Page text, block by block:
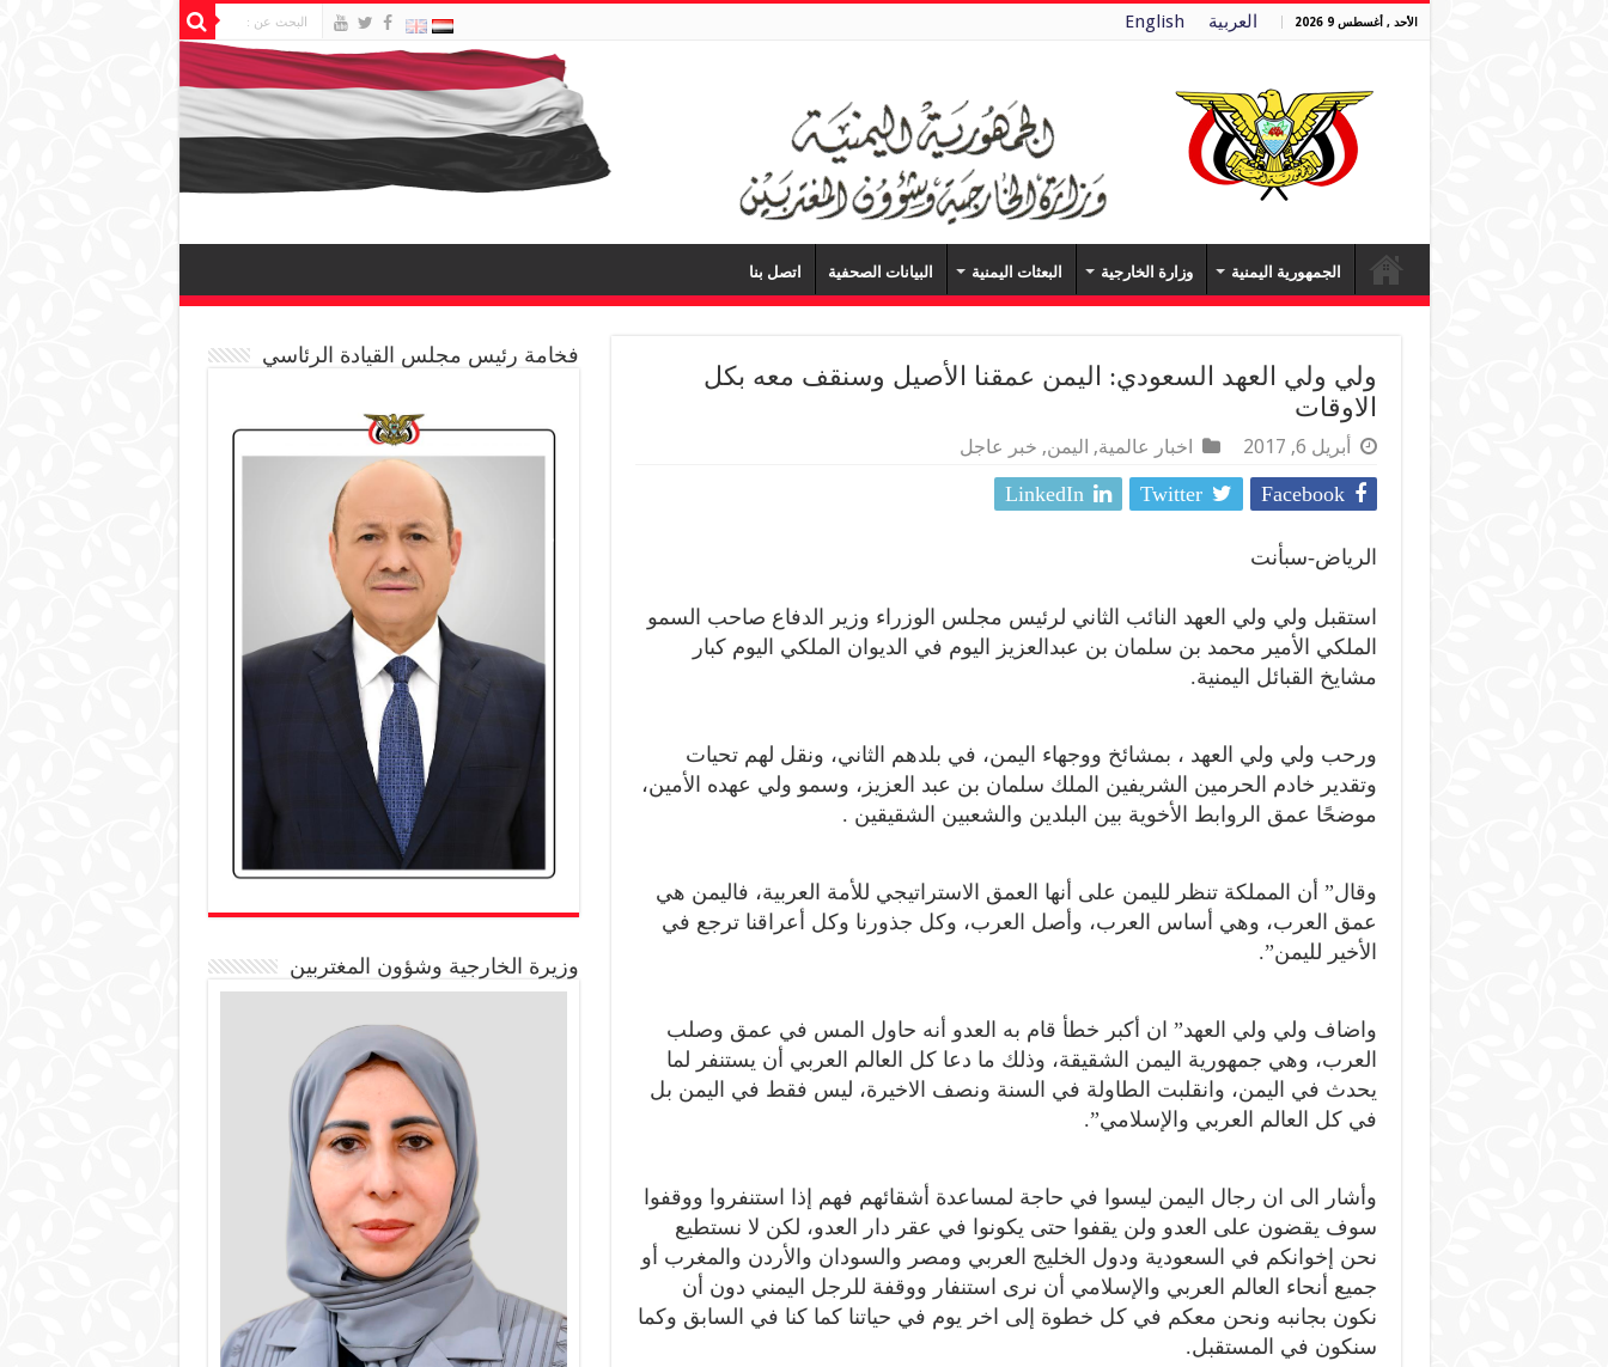
الأحد , أغسطس 9 2026 العربية English
الجمهورية اليمنية وزارة الخارجية البعثات اليمنية البيانات الصحفية اتصل بنا
ولي ولي العهد السعودي: اليمن عمقنا الأصيل وسنقف معه بكل
الاوقات
أبريل 6, 2017 اخبار عالمية, اليمن, خبر عاجل
Facebook
Twitter
LinkedIn
الرياض-سبأنت
استقبل ولي ولي العهد النائب الثاني لرئيس مجلس الوزراء وزير الدفاع صاحب السمو
الملكي الأمير محمد بن سلمان بن عبدالعزيز اليوم في الديوان الملكي اليوم كبار
مشايخ القبائل اليمنية.
ورحب ولي ولي العهد ، بمشائخ ووجهاء اليمن، في بلدهم الثاني، ونقل لهم تحيات
وتقدير خادم الحرمين الشريفين الملك سلمان بن عبد العزيز، وسمو ولي عهده الأمين،
موضحًا عمق الروابط الأخوية بين البلدين والشعبين الشقيقين .
وقال” أن المملكة تنظر لليمن على أنها العمق الاستراتيجي للأمة العربية، فاليمن هي
عمق العرب، وهي أساس العرب، وأصل العرب، وكل جذورنا وكل أعراقنا ترجع في
الأخير لليمن”.
واضاف ولي ولي العهد” ان أكبر خطأ قام به العدو أنه حاول المس في عمق وصلب
العرب، وهي جمهورية اليمن الشقيقة، وذلك ما دعا كل العالم العربي أن يستنفر لما
يحدث في اليمن، وانقلبت الطاولة في السنة ونصف الاخيرة، ليس فقط في اليمن بل
في كل العالم العربي والإسلامي”.
وأشار الى ان رجال اليمن ليسوا في حاجة لمساعدة أشقائهم فهم إذا استنفروا ووقفوا
سوف يقضون على العدو ولن يقفوا حتى يكونوا في عقر دار العدو، لكن لا نستطيع
نحن إخوانكم في السعودية ودول الخليج العربي ومصر والسودان والأردن والمغرب أو
جميع أنحاء العالم العربي والإسلامي أن نرى استنفار ووقفة للرجل اليمني دون أن
نكون بجانبه ونحن معكم في كل خطوة إلى اخر يوم في حياتنا كما كنا في السابق وكما
سنكون في المستقبل.
فخامة رئيس مجلس القيادة الرئاسي
وزيرة الخارجية وشؤون المغتربين